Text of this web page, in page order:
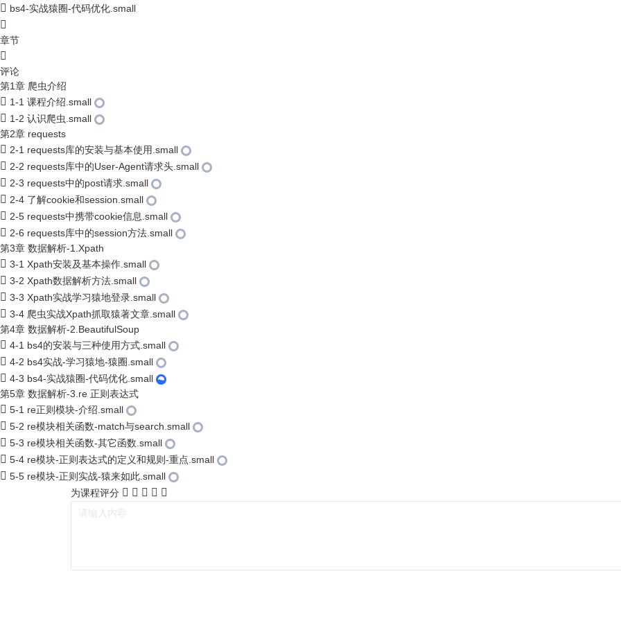
bs4-实战猿圈-代码优化.small
章节
评论
第1章 爬虫介绍
1-1 课程介绍.small
1-2 认识爬虫.small
第2章 requests
2-1 requests库的安装与基本使用.small
2-2 requests库中的User-Agent请求头.small
2-3 requests中的post请求.small
2-4 了解cookie和session.small
2-5 requests中携带cookie信息.small
2-6 requests库中的session方法.small
第3章 数据解析-1.Xpath
3-1 Xpath安装及基本操作.small
3-2 Xpath数据解析方法.small
3-3 Xpath实战学习猿地登录.small
3-4 爬虫实战Xpath抓取猿著文章.small
第4章 数据解析-2.BeautifulSoup
4-1 bs4的安装与三种使用方式.small
4-2 bs4实战-学习猿地-猿圈.small
4-3 bs4-实战猿圈-代码优化.small
第5章 数据解析-3.re 正则表达式
5-1 re正则模块-介绍.small
5-2 re模块相关函数-match与search.small
5-3 re模块相关函数-其它函数.small
5-4 re模块-正则表达式的定义和规则-重点.small
5-5 re模块-正则实战-猿来如此.small
为课程评分